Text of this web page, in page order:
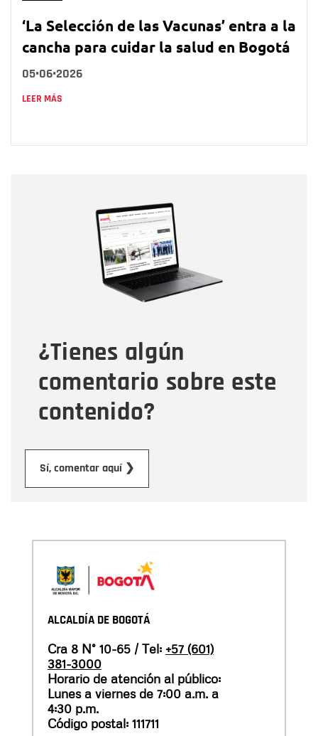
‘La Selección de las Vacunas’ entra a la
cancha para cuidar la salud en Bogotá
05•06•2026
LEER MÁS
¿Tienes algún
comentario sobre este
contenido?
Sí, comentar aquí ❯
Correo electrónico
Tipo de comentario
Mensaje
ALCALDÍA DE BOGOTÁ
Cra 8 N° 10-65 / Tel: +57 (601)
381-3000
Horario de atención al público:
Lunes a viernes de 7:00 a.m. a
4:30 p.m.
Código postal: 111711